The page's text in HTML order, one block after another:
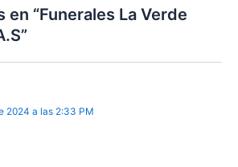
“Funerales La Verde
2024 a las 2:33 PM